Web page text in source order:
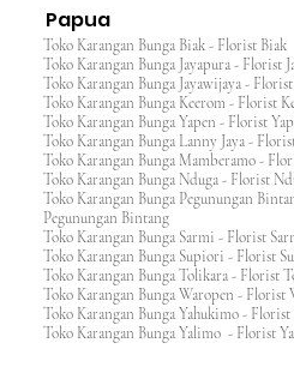
Papua
Toko Karangan Bunga Biak - Florist Biak
Toko Karangan Bunga Jayapura - Florist
Toko Karangan Bunga Jayawijaya -
Toko Karangan Bunga Keerom - Florist
Toko Karangan Bunga Yapen - Florist
Toko Karangan Bunga Lanny Jaya -
Toko Karangan Bunga Mamberamo -
Toko Karangan Bunga Nduga - Florist
Toko Karangan Bunga Pegunungan
Pegunungan Bintang
Toko Karangan Bunga Sarmi - Florist
Toko Karangan Bunga Supiori - Florist
Toko Karangan Bunga Tolikara - Florist
Toko Karangan Bunga Waropen - Florist
Toko Karangan Bunga Yahukimo -
Toko Karangan Bunga Yalimo - Florist